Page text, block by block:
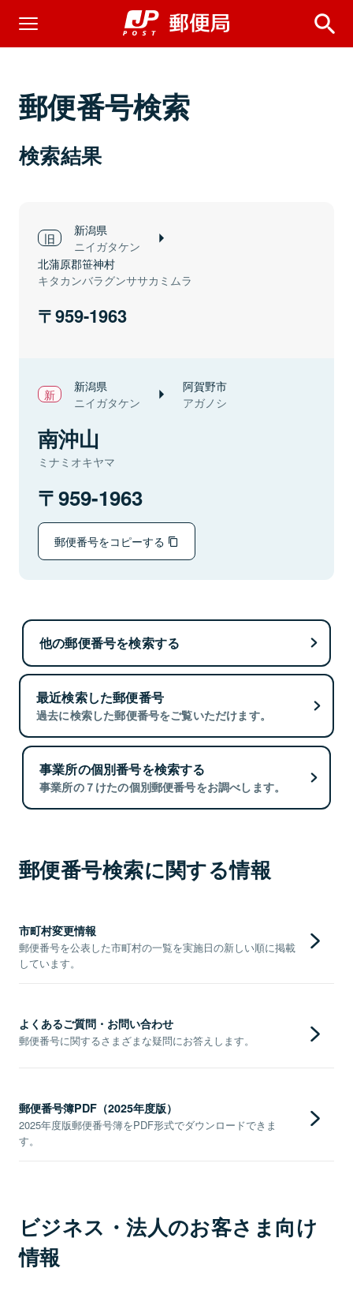
郵便番号検索
検索結果
新潟県
ニイガタケン
北蒲原郡笹神村
キタカンバラグンササカミムラ
959-1963
新潟県
ニイガタケン
阿賀野市
アガノシ
南沖山
ミナミオキヤマ
959-1963
郵便番号をコピーする
他の郵便番号を検索する
最近検索した郵便番号
過去に検索した郵便番号をご覧いただけます。
事業所の個別番号を検索する
事業所の７けたの個別郵便番号をお調べします。
郵便番号検索に関する情報
市町村変更情報
郵便番号を公表した市町村の一覧を実施日の新しい順に掲載
しています。
よくあるご質問・お問い合わせ
郵便番号に関するさまざまな疑問にお答えします。
郵便番号簿PDF（2025年度版）
2025年度版郵便番号簿をPDF形式でダウンロードできま
す。
ビジネス・法人のお客さま向け
情報